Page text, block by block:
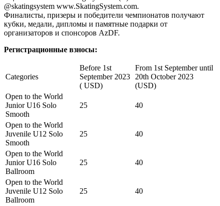
@skatingsystem www.SkatingSystem.com.
Финалисты, призеры и победители чемпионатов получают
кубки, медали, дипломы и памятные подарки от
организаторов и спонсоров AzDF.
Регистрационные взносы:
Categories
Before 1st
September 2023
( USD)
From 1st September until
20th October 2023
(USD)
Open to the World
Junior U16 Solo
Smooth
25 40
Open to the World
Juvenile U12 Solo
Smooth
25 40
Open to the World
Junior U16 Solo
Ballroom
25 40
Open to the World
Juvenile U12 Solo
Ballroom
25 40